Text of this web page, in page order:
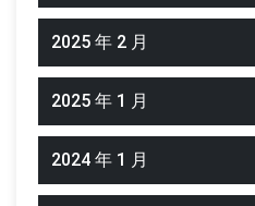
2025 年 2 月
2025 年 1 月
2024 年 1 月